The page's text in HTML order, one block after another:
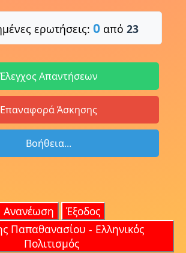
σεντούκι δεν
υπήρχε
εντελώς άδειο, εκτός
μας συνεχίστηκε
ώρα. Τη συνέχεια
πω την επόμενη φορά.
ερωτήσεις: 0 από 23
Έλεγχος Απαντήσεων
Επαναφορά Άσκησης
Βοήθεια...
Ανανέωση
Έξοδος
Παπαθανασίου - Ελληνικός
Πολιτισμός